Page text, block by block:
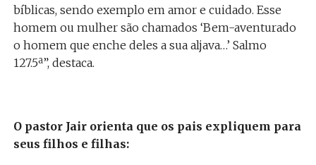
bíblicas, sendo exemplo em amor e cuidado. Esse
homem ou mulher são chamados ‘Bem-aventurado
o homem que enche deles a sua aljava…’ Salmo
127.5ª”, destaca.
O pastor Jair orienta que os pais expliquem para
seus filhos e filhas: